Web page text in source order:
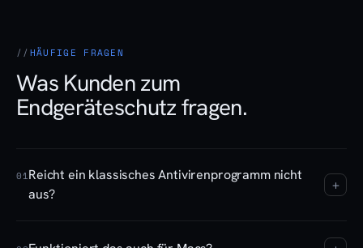
HÄUFIGE FRAGEN
Was Kunden zum
Endgeräteschutz fragen.
01Reicht ein klassisches Antivirenprogramm nicht
aus?
+